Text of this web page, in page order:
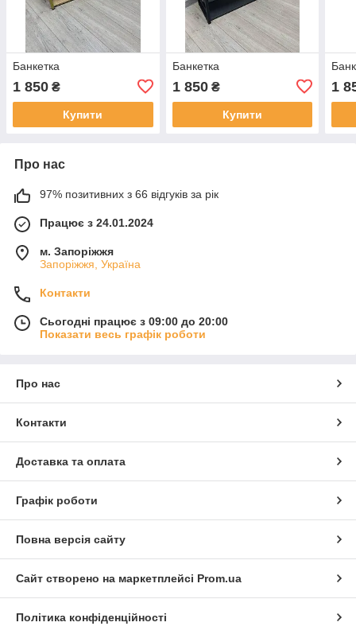
Банкетка
1 850 ₴
Купити
Банкетка
1 850₴
Купити
1
Про нас
97% позитивних з 66 відгуків за рік
Працює з 24.01.2024
м. Запоріжжя
Запоріжжя, Україна
Контакти
Сьогодні працює з 09:00 до 20:00
Показати весь графік роботи
Про нас
Контакти
Доставка та оплата
Графік роботи
Повна версія сайту
Сайт створено на маркетплейсі Prom.ua
Політика конфіденційності